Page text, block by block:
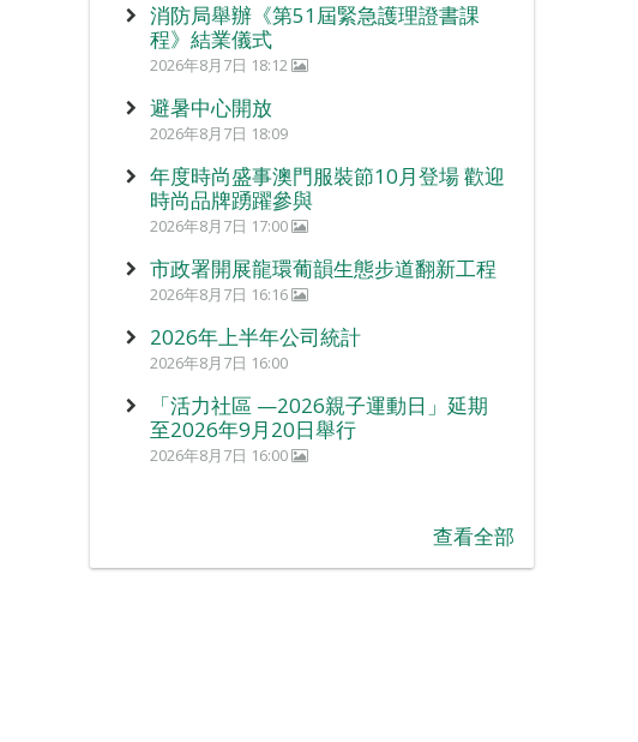
消防局舉辦《第51屆緊急護理證書課
程》結業儀式
2026年8月7日 18:12
避暑中心開放
2026年8月7日 18:09
年度時尚盛事澳門服裝節10月登場 歡迎
時尚品牌踴躍參與
2026年8月7日 17:00
市政署開展龍環葡韻生態步道翻新工程
2026年8月7日 16:16
2026年上半年公司統計
2026年8月7日 16:00
「活力社區 —2026親子運動日」延期
至2026年9月20日舉行
2026年8月7日 16:00
查看全部